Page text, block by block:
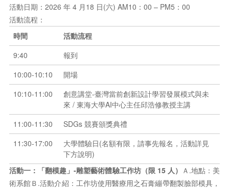
活動日期：2026 年 4 月18 日(六) AM10：00 – PM5：00
活動流程：
時間
活動流程
9:40
報到
10:00-10:10
開場
10:10-11:00
創意講堂-臺灣當前創新設計學習發展模式與未
來 / 東海大學AI中心主任邱浩修教授主講
11:00-11:30
SDGs 競賽頒獎典禮
11:30-17:00
大學體驗日(名額有限，請事先報名，活動詳見
下方說明)
活動一：「翻模趣」‐雕塑藝術體驗工作坊（限 15 人） Ａ.地點：美
術系館Ｂ.活動介紹：工作坊使用醫療用之石膏繃帶翻製臉部模具，